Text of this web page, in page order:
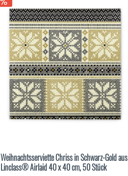
Weihnachtsserviette Chriss in Schwarz-Gold aus
Linclass® Airlaid 40 x 40 cm, 50 Stück